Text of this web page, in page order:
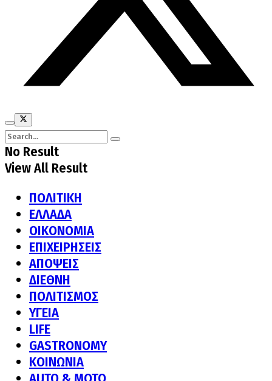
No Result
View All Result
ΠΟΛΙΤΙΚΗ
ΕΛΛΑΔΑ
ΟΙΚΟΝΟΜΙΑ
ΕΠΙΧΕΙΡΗΣΕΙΣ
ΑΠΟΨΕΙΣ
ΔΙΕΘΝΗ
ΠΟΛΙΤΙΣΜΟΣ
ΥΓΕΙΑ
LIFE
GASTRONOMY
ΚΟΙΝΩΝΙΑ